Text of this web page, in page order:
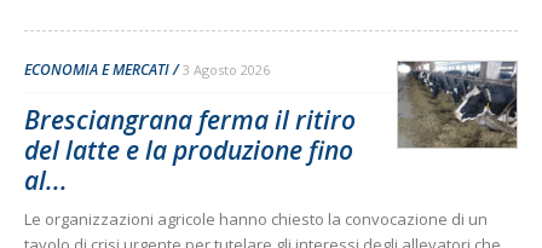
ECONOMIA E MERCATI 3 Agosto 2026
Bresciangrana ferma il ritiro
del latte e la produzione fino
al...
Le organizzazioni agricole hanno chiesto la convocazione di un